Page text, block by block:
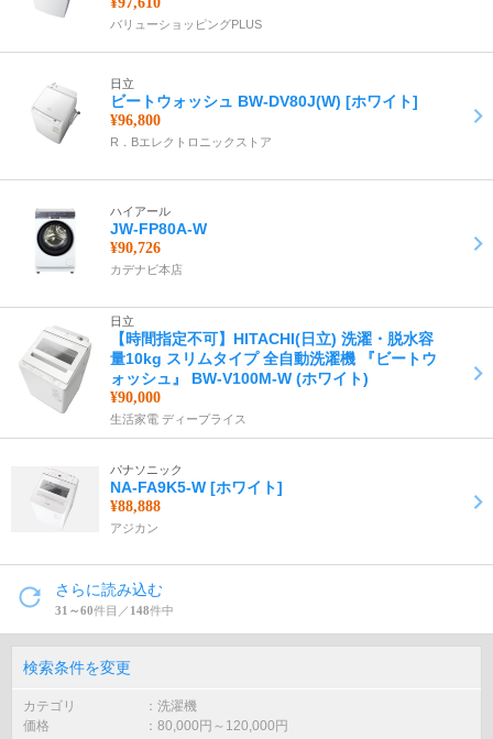
バリューショッピングPLUS
日立
ビートウォッシュ BW-DV80J(W) [ホワイト]
¥96,800
R．Bエレクトロニックストア
ハイアール
JW-FP80A-W
¥90,726
カデナビ本店
日立
【時間指定不可】HITACHI(日立) 洗濯・脱水容
量10kg スリムタイプ 全自動洗濯機 『ビートウ
ォッシュ』 BW-V100M-W (ホワイト)
¥90,000
生活家電 ディープライス
パナソニック
NA-FA9K5-W [ホワイト]
¥88,888
アジカン
さらに読み込む
31～60件目／ 148件中
検索条件を変更
カテゴリ
洗濯機
価格
80,000 円～ 120,000 円